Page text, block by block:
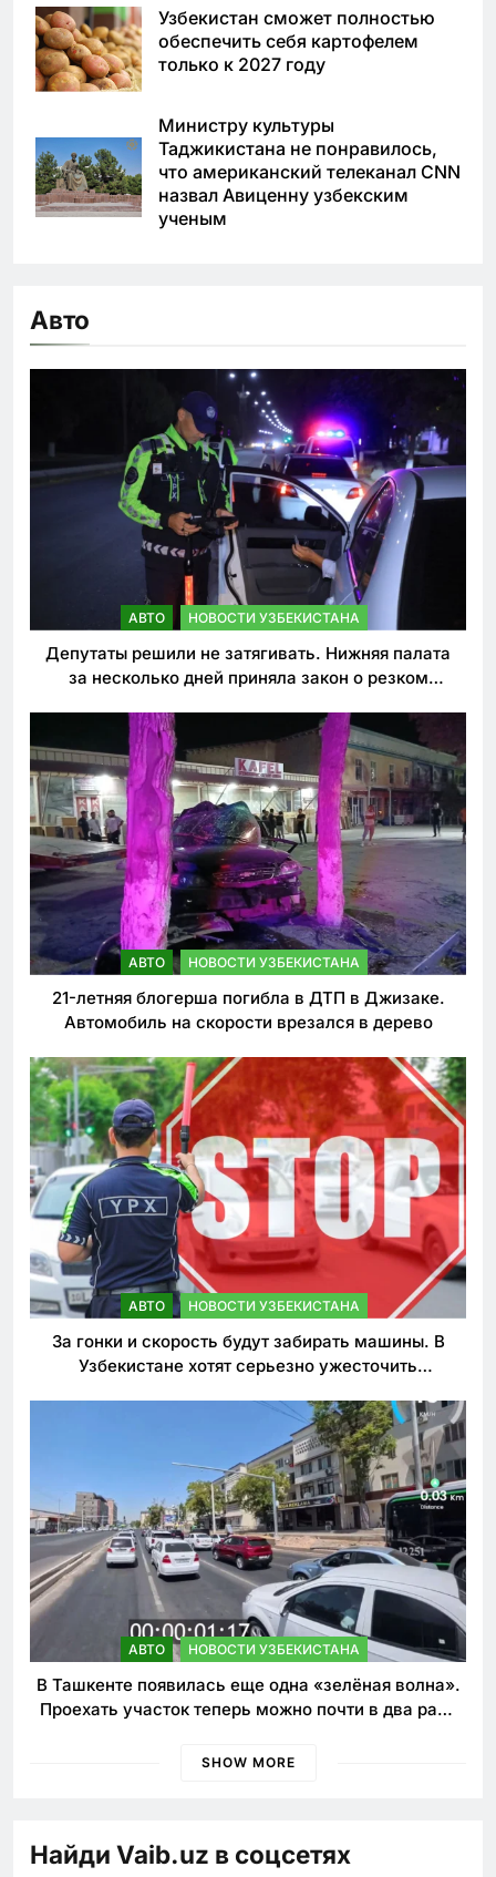
Узбекистан сможет полностью
обеспечить себя картофелем
только к 2027 году
Министру культуры
Таджикистана не понравилось,
что американский телеканал CNN
назвал Авиценну узбекским
ученым
Авто
АВТО НОВОСТИ УЗБЕКИСТАНА
Депутаты решили не затягивать. Нижняя палата
за несколько дней приняла закон о резком
АВТО НОВОСТИ УЗБЕКИСТАНА
21-летняя блогерша погибла в ДТП в Джизаке.
Автомобиль на скорости врезался в дерево
АВТО НОВОСТИ УЗБЕКИСТАНА
За гонки и скорость будут забирать машины. В
Узбекистане хотят серьезно ужесточить
АВТО НОВОСТИ УЗБЕКИСТАНА
В Ташкенте появилась еще одна «зелёная волна».
Проехать участок теперь можно почти в два раза
SHOW MORE
Найди Vaib.uz в соцсетях